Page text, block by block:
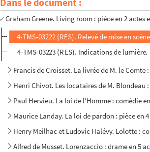
Louis Verneuil. Lison : comédie en 3 actes.
Graham Greene. Living room : pièce en 2 actes
4-TMS-03222 (RES). Relevé de mise en
4-TMS-03223 (RES). Indications de lumière.
Francis de Croisset. La livrée de M. le
Henri Chivot. Les locataires de M. Blondeau
Paul Hervieu. La loi de l'Homme : comédie
Maurice Landay. La loi de pardon : pièce en
Henry Meilhac et Ludovic Halévy. Lolotte :
Alfred de Musset. Lorenzaccio : drame en 5